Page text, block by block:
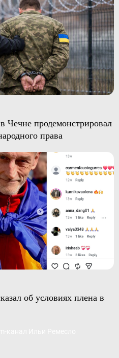
Чечне продемонстрировал
права
об условиях плена в